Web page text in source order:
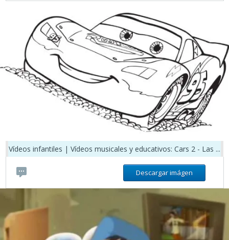
Vídeos infantiles | Vídeos musicales y educativos: Cars 2 - Las ...
Descargar imágen